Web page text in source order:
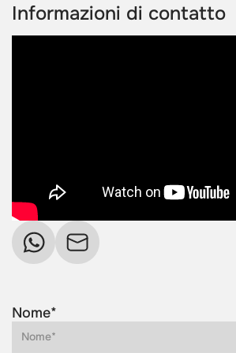
Informazioni di contatto
Nome*